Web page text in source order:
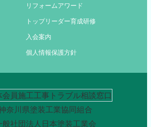
リフォームアワード
トップリーダー育成研修
入会案内
個人情報保護方針